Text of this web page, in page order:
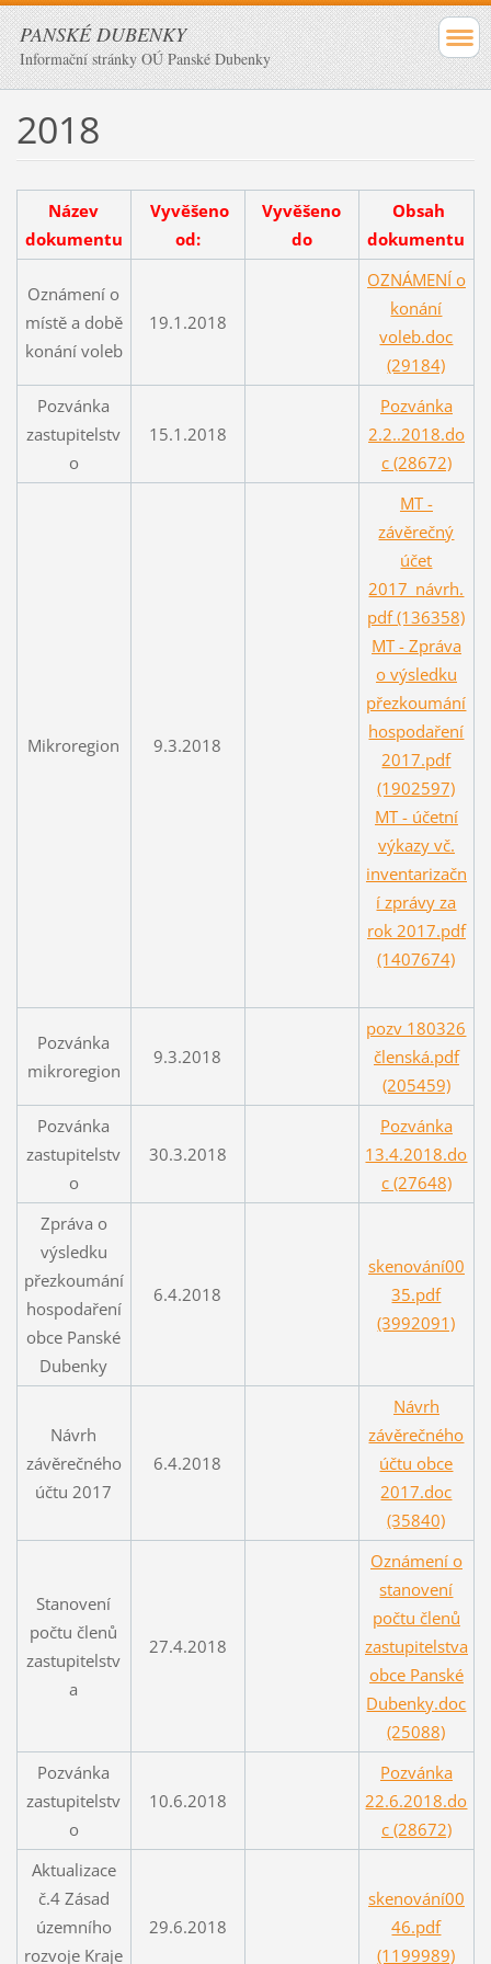
PANSKÉ DUBENKY
Informační stránky OÚ Panské Dubenky
2018
Název
dokumentu
Vyvěšeno
od:
Vyvěšeno
do
Obsah
dokumentu
Oznámení o
místě a době
konání voleb
19.1.2018
OZNÁMENÍ o
konání
voleb.doc
(29184)
Pozvánka
zastupitelstv
o
15.1.2018
Pozvánka
2.2..2018.do
c (28672)
Mikroregion 9.3.2018
MT -
závěrečný
účet
2017_návrh.
pdf (136358)
MT - Zpráva
o výsledku
přezkoumání
hospodaření
2017.pdf
(1902597)
MT - účetní
výkazy vč.
inventarizačn
í zprávy za
rok 2017.pdf
(1407674)
Pozvánka
mikroregion
9.3.2018
pozv 180326
členská.pdf
(205459)
Pozvánka
zastupitelstv
o
30.3.2018
Pozvánka
13.4.2018.do
c (27648)
Zpráva o
výsledku
přezkoumání
hospodaření
obce Panské
Dubenky
6.4.2018
skenování00
35.pdf
(3992091)
Návrh
závěrečného
účtu 2017
6.4.2018
Návrh
závěrečného
účtu obce
2017.doc
(35840)
Stanovení
počtu členů
zastupitelstv
a
27.4.2018
Oznámení o
stanovení
počtu členů
zastupitelstva
obce Panské
Dubenky.doc
(25088)
Pozvánka
zastupitelstv
o
10.6.2018
Pozvánka
22.6.2018.do
c (28672)
Aktualizace
č.4 Zásad
územního
rozvoje Kraje
29.6.2018
skenování00
46.pdf
(1199989)